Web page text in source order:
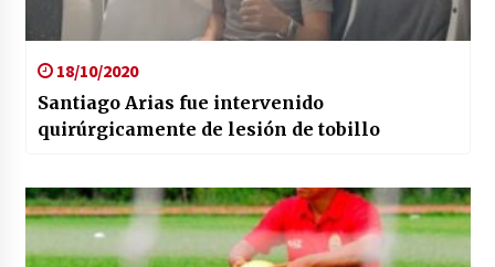
18/10/2020
Santiago Arias fue intervenido
quirúrgicamente de lesión de tobillo